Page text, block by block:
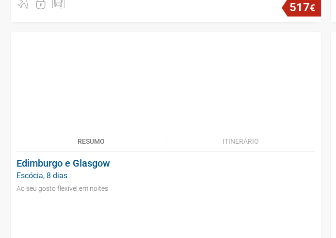
517€
RESUMO ITINERÁRIO
Edimburgo e Glasgow
Escócia, 8 dias
Ao seu gosto flexível em noites